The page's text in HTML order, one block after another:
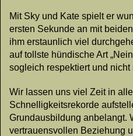
Mit Sky und Kate spielt er
ersten Sekunde an mit
ihm erstaunlich viel
auf tollste hündische Art
sogleich respektiert und nicht
Wir lassen uns viel Zeit in
Schnelligkeitsrekorde
Grundausbildung anbelangt.
vertrauensvollen Beziehung